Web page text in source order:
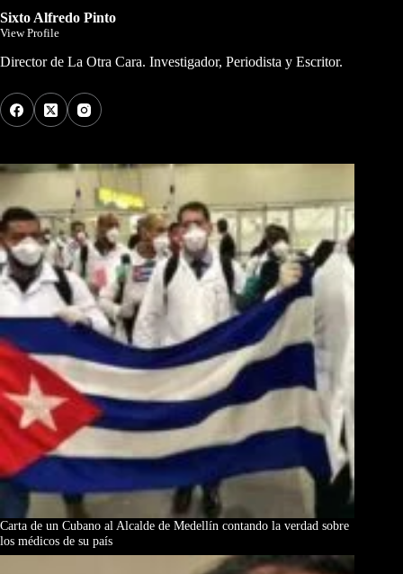
Sixto Alfredo Pinto
View Profile
Director de La Otra Cara. Investigador, Periodista y Escritor.
Carta de un Cubano al Alcalde de Medellín contando la verdad sobre
los médicos de su país